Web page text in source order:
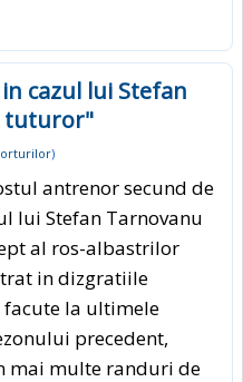
cazul lui Stefan
tuturor"
)
antrenor secund de
lui Stefan Tarnovanu
al ros-albastrilor
in dizgratiile
la ultimele
precedent,
mai multe randuri de